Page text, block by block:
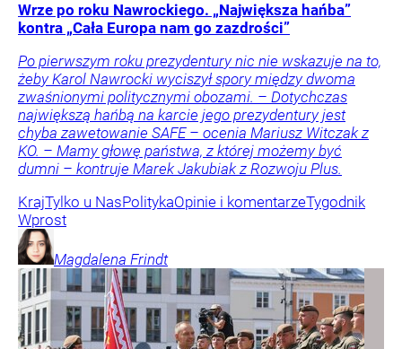
Wrze po roku Nawrockiego. „Największa hańba”
kontra „Cała Europa nam go zazdrości”
Po pierwszym roku prezydentury nic nie wskazuje na to,
żeby Karol Nawrocki wyciszył spory między dwoma
zwaśnionymi politycznymi obozami. – Dotychczas
największą hańbą na karcie jego prezydentury jest
chyba zawetowanie SAFE – ocenia Mariusz Witczak z
KO. – Mamy głowę państwa, z której możemy być
dumni – kontruje Marek Jakubiak z Rozwoju Plus.
KrajTylko u NasPolitykaOpinie i komentarzeTygodnik
Wprost
Magdalena Frindt